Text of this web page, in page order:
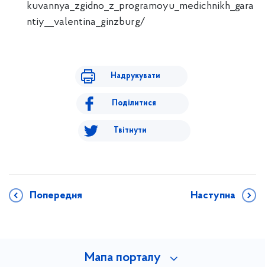
kuvannya_zgidno_z_programoyu_medichnikh_gara
ntiy__valentina_ginzburg/
Надрукувати
Поділитися
Твітнути
Попередня Наступна
Мапа порталу